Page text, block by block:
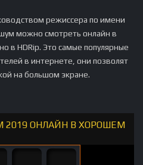
режиссера по имени
можно смотреть онлайн в
в HDRip. Это самые популярные
в интернете, они позволят
на большом экране.
ОНЛАЙН В ХОРОШЕМ